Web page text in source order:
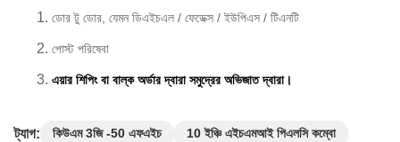
ডোর টু ডোর, যেমন ডিএইচএল / ফেডেক্স / ইউপিএস / টিএনটি
পোস্ট পরিষেবা
এয়ার শিপিং বা বাল্ক অর্ডার দ্বারা সমুদ্রের অভিজাত দ্বারা।
ট্যাগ: কিউএম 3জি -50 এফএইচ
10 ইঞ্চি এইচএমআই পিএলসি কম্বো